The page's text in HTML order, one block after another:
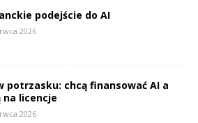
podejście do AI
2026
potrzasku: chcą finansować AI a
na licencje
2026